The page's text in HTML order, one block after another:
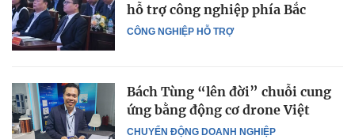
CÔNG NGHIỆP HỖ TRỢ
hỗ trợ công nghiệp phía Bắc
CHUYỂN ĐỘNG DOANH NGHIỆP
Bách Tùng “lên đời” chuỗi cung
ứng bằng động cơ drone Việt